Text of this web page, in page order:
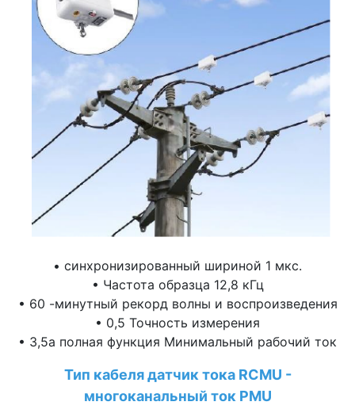
• синхронизированный шириной 1 мкс.
• Частота образца 12,8 кГц
• 60 -минутный рекорд волны и воспроизведения
• 0,5 Точность измерения
• 3,5a полная функция Минимальный рабочий ток
Тип кабеля датчик тока RCMU -
многоканальный ток PMU